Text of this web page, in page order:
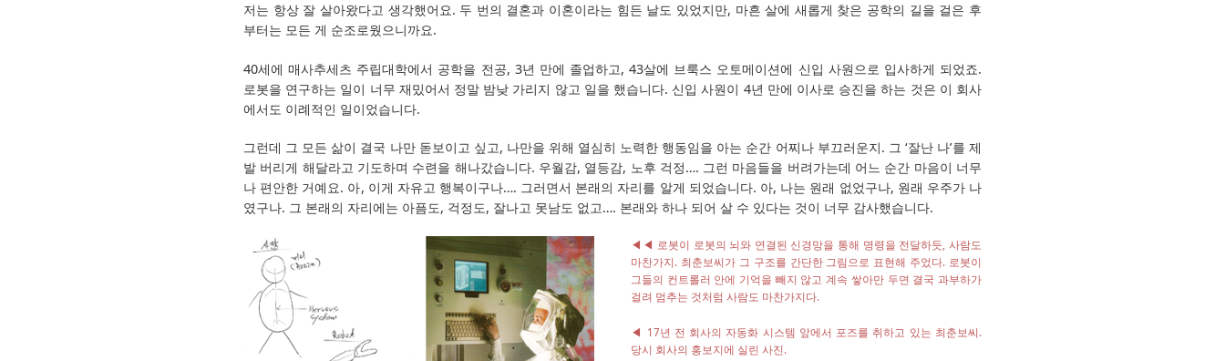
저는 항상 잘 살아왔다고 생각했어요. 두 번의 결혼과 이혼이라는 힘든 날도 있었지만, 마흔 살에 새롭게 찾은 공학의 길을 걸은 후
부터는 모든 게 순조로웠으니까요.
40세에 매사추세츠 주립대학에서 공학을 전공, 3년 만에 졸업하고, 43살에 브룩스 오토메이션에 신입 사원으로 입사하게 되었죠.
로봇을 연구하는 일이 너무 재밌어서 정말 밤낮 가리지 않고 일을 했습니다. 신입 사원이 4년 만에 이사로 승진을 하는 것은 이 회사
에서도 이례적인 일이었습니다.
그런데 그 모든 삶이 결국 나만 돋보이고 싶고, 나만을 위해 열심히 노력한 행동임을 아는 순간 어찌나 부끄러운지. 그 ‘잘난 나’를 제
발 버리게 해달라고 기도하며 수련을 해나갔습니다. 우월감, 열등감, 노후 걱정…. 그런 마음들을 버려가는데 어느 순간 마음이 너무
나 편안한 거예요. 아, 이게 자유고 행복이구나…. 그러면서 본래의 자리를 알게 되었습니다. 아, 나는 원래 없었구나, 원래 우주가 나
였구나. 그 본래의 자리에는 아픔도, 걱정도, 잘나고 못남도 없고…. 본래와 하나 되어 살 수 있다는 것이 너무 감사했습니다.
◀◀ 로봇이 로봇의 뇌와 연결된 신경망을 통해 명령을 전달하듯, 사람도
마찬가지. 최춘보씨가 그 구조를 간단한 그림으로 표현해 주었다. 로봇이
그들의 컨트롤러 안에 기억을 빼지 않고 계속 쌓아만 두면 결국 과부하가
걸려 멈추는 것처럼 사람도 마찬가지다.
◀ 17년 전 회사의 자동화 시스템 앞에서 포즈를 취하고 있는 최춘보씨.
당시 회사의 홍보지에 실린 사진.